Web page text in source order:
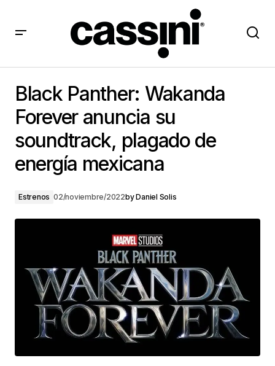
soundtrack, plagado de energía mexicana
Black Panther: Wakanda
Forever anuncia su
soundtrack, plagado de
energía mexicana
Estrenos 02/noviembre/2022byDaniel Solis